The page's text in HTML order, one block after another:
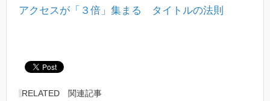
アクセスが「３倍」集まる タイトルの法則
RELATED 関連記事